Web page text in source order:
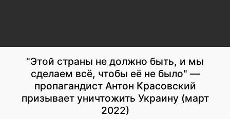
"Этой страны не должно быть, и мы
сделаем всё, чтобы её не было" —
пропагандист Антон Красовский
призывает уничтожить Украину (март
2022)